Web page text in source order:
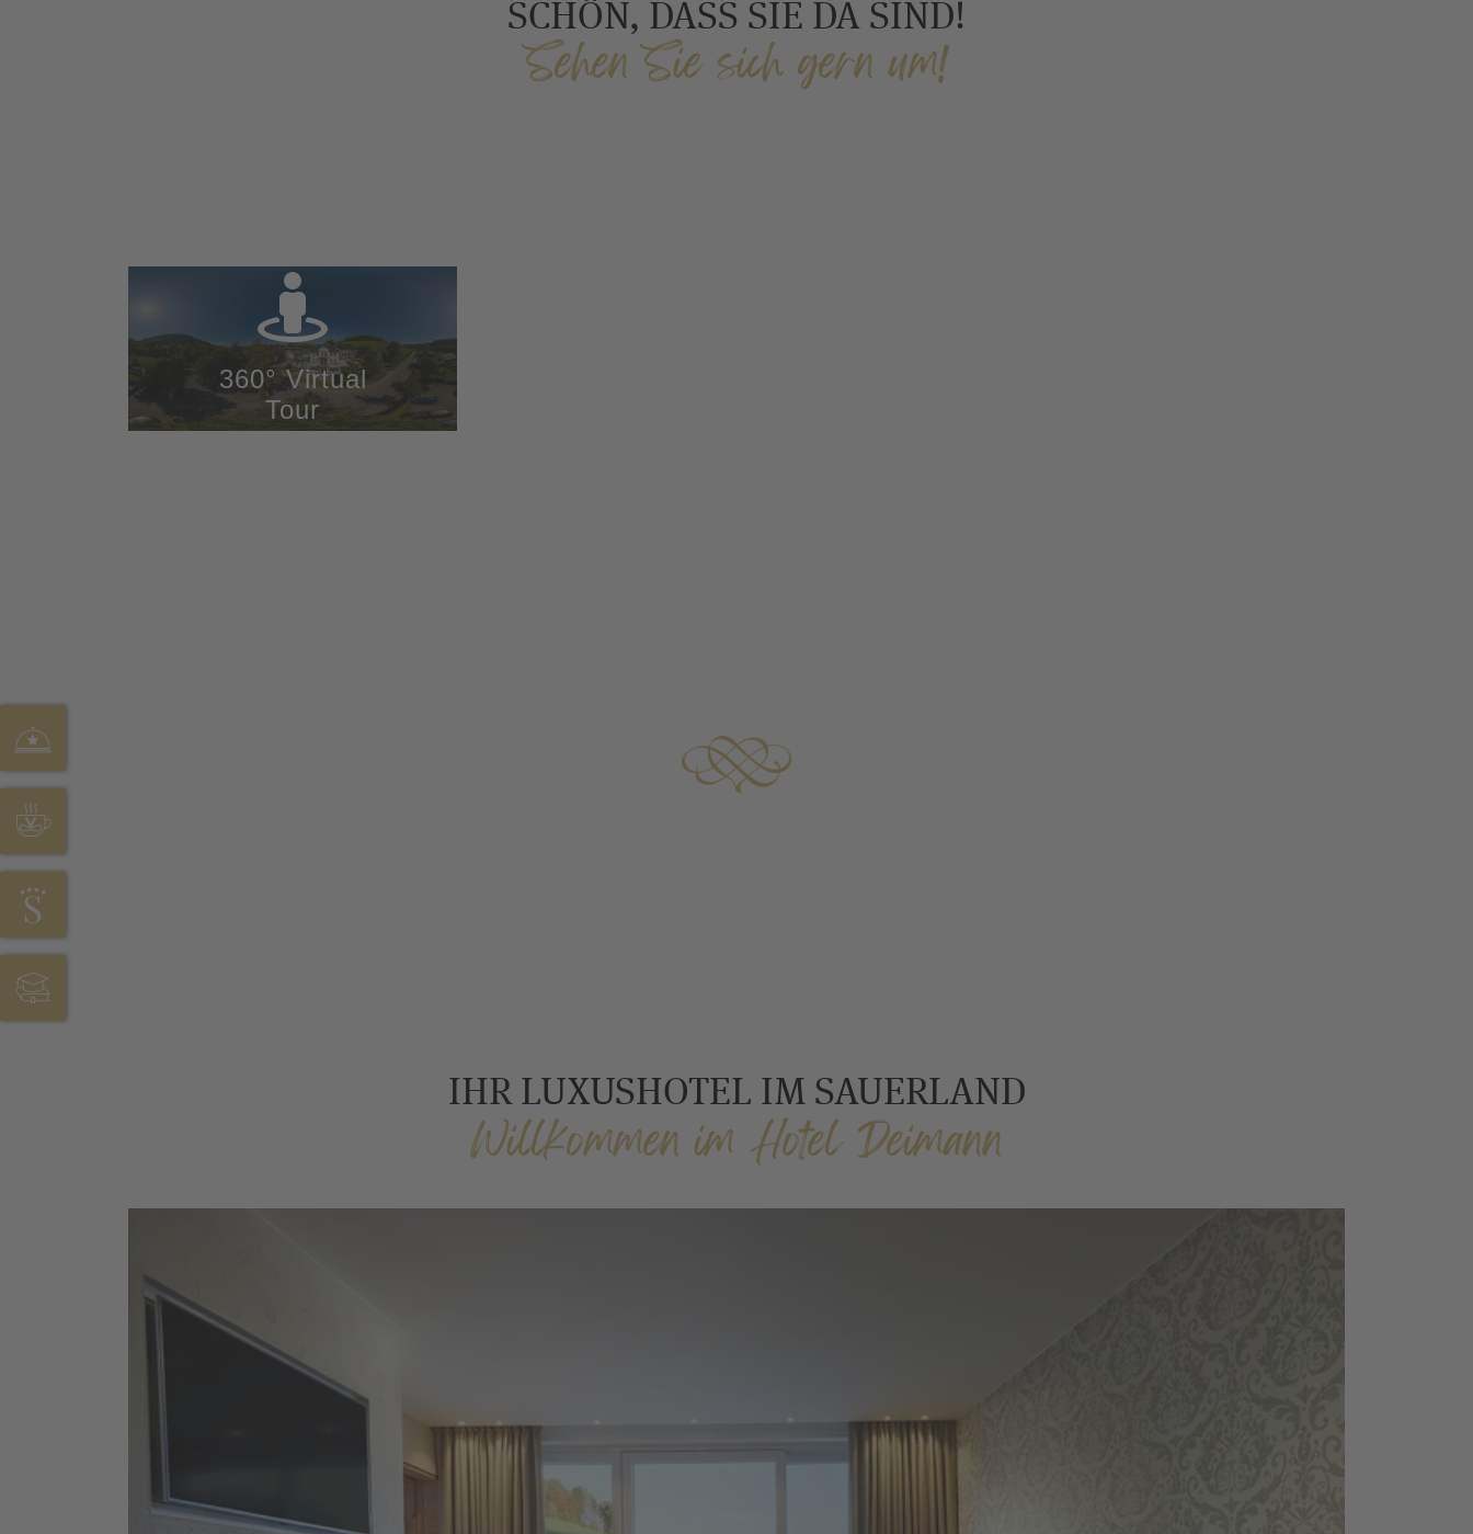
HOFSTUBE DEIMANN
CAFÉ SONNENHÖHE
HOTEL STÖRMANN
JOBS & AUSBILDUNG
SCHÖN, DASS SIE DA SIND!
Sehen Sie sich gern um!
IHR LUXUSHOTEL IM SAUERLAND
Willkommen im Hotel Deimann